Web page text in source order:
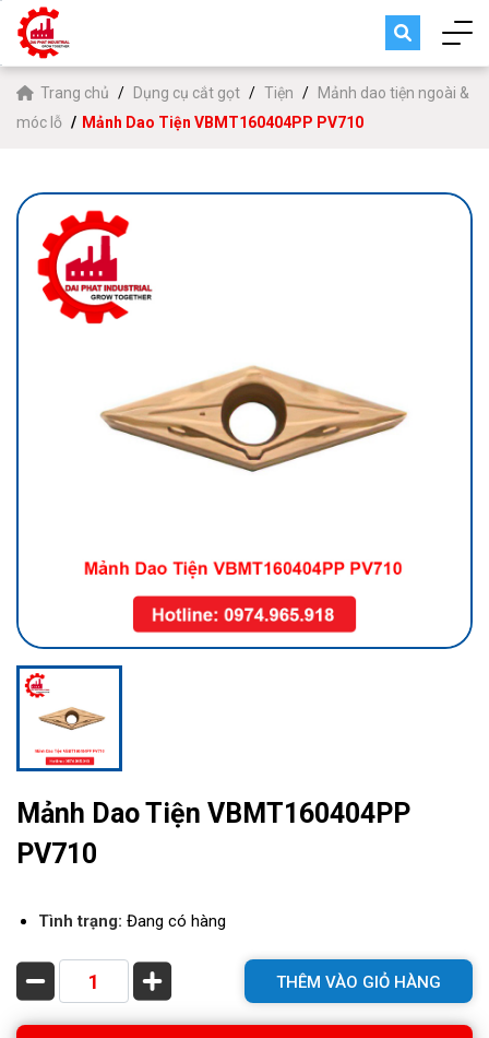
Trang chủ Dụng cụ cắt gọt Tiện
Mảnh dao tiện ngoài &
móc lỗ
Mảnh Dao Tiện VBMT160404PP PV710
Mảnh Dao Tiện VBMT160404PP
PV710
Tình trạng: Đang có hàng
THÊM VÀO GIỎ HÀNG